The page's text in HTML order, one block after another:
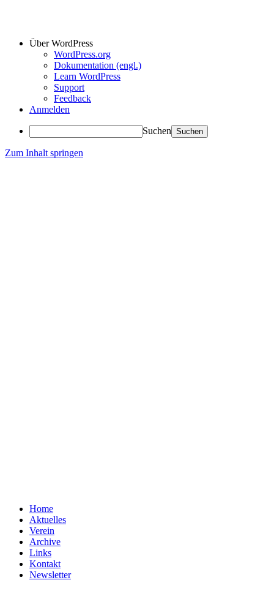
Über WordPress
WordPress.org
Dokumentation (engl.)
Learn WordPress
Support
Feedback
Anmelden
Suchen
Zum Inhalt springen
Home
Aktuelles
Verein
Archive
Links
Kontakt
Newsletter